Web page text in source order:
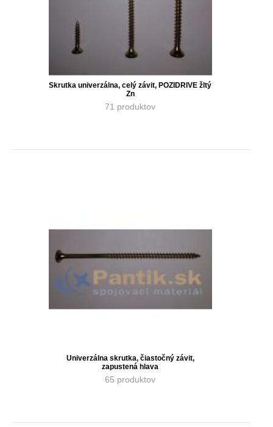
Skrutka univerzálna, celý závit, POZIDRIVE žltý
Zn
71 produktov
Univerzálna skrutka, čiastočný závit,
zapustená hlava
65 produktov